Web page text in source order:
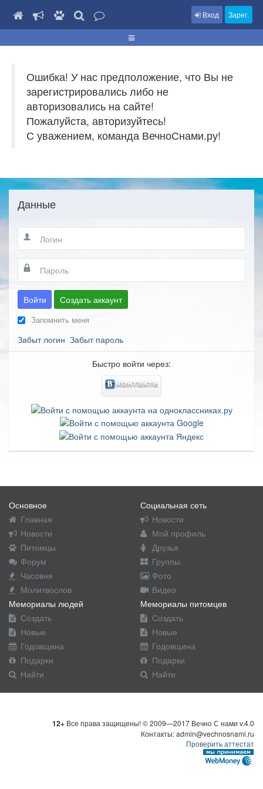
Вход Зарег.
Ошибка! У нас предположение, что Вы не
зарегистрировались либо не
авторизовались на сайте!
Пожалуйста, авторизуйтесь!
С уважением, команда ВечноСнами.ру!
Данные
Войти Создать аккаунт
Запомнить меня
Забыт логин Забыт пароль
Быстро войти через:
Основное
Главная
Новости
Питомцы
Форум
Часовня
Молитвослов
Социальная сеть
Новости
Мой профиль
Друзья
Группы
Фото
Видео
Мемориалы людей
Создать
Новые
Годовщина
Подарки
Найти
Мемориалы питомцев
Создать
Новые
Годовщина
Подарки
Найти
12+ Все права защищены! © 2009—2017 Вечно С нами v.4.0
Контакты: admin@vechnosnami.ru
Проверить аттестат